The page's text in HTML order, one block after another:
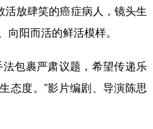
活放肆笑的癌症病人，镜头生
向阳而活的鲜活模样。
包裹严肃议题，希望传递乐
态度。”影片编剧、导演陈思